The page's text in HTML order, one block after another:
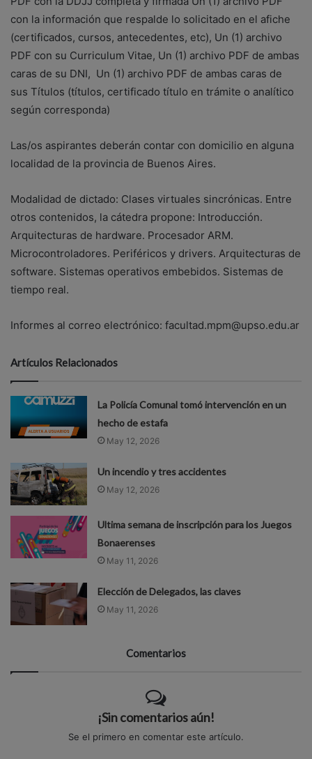
con la información que respalde lo solicitado en el afiche
(certificados, cursos, antecedentes, etc), Un (1) archivo
PDF con su Curriculum Vitae, Un (1) archivo PDF de ambas
caras de su DNI, Un (1) archivo PDF de ambas caras de
sus Títulos (títulos, certificado título en trámite o analítico
según corresponda)
Las/os aspirantes deberán contar con domicilio en alguna
localidad de la provincia de Buenos Aires.
Modalidad de dictado: Clases virtuales sincrónicas. Entre
otros contenidos, la cátedra propone: Introducción.
Arquitecturas de hardware. Procesador ARM.
Microcontroladores. Periféricos y drivers. Arquitecturas de
software. Sistemas operativos embebidos. Sistemas de
tiempo real.
Informes al correo electrónico: facultad.mpm@upso.edu.ar
Artículos Relacionados
La Policía Comunal tomó intervención en un
hecho de estafa
May 12, 2026
Un incendio y tres accidentes
May 12, 2026
Ultima semana de inscripción para los Juegos
Bonaerenses
May 11, 2026
Elección de Delegados, las claves
May 11, 2026
Comentarios
¡Sin comentarios aún!
Se el primero en comentar este artículo.